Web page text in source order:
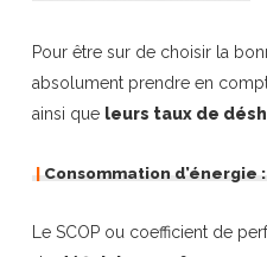
Pour être sur de choisir la
absolument prendre en
ainsi que leurs taux de
| Consommation d’énergie
Le SCOP ou coefficient de